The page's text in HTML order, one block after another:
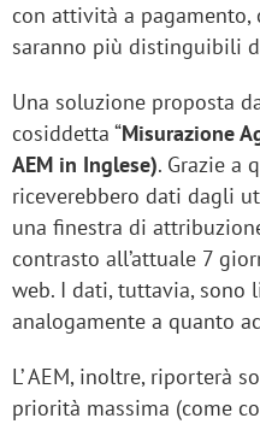
con attività a pagamento,
saranno più distinguibili
Una soluzione proposta
cosiddetta “Misurazione
AEM in Inglese). Grazie a
riceverebbero dati dagli
una finestra di
contrasto all’attuale 7
web. I dati, tuttavia, sono
analogamente a quanto
L’ AEM, inoltre, riporterà
priorità massima (come